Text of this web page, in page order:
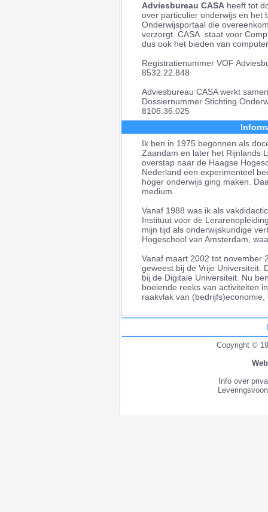
Adviesbureau CASA heeft tot
over particulier onderwijs en het
Onderwijsportaal die
verzorgt. CASA staat voor
dus ook het bieden van
Registratienummer VOF
8532.22.848
Adviesbureau CASA werkt
Dossiernummer Stichting
8106.36.025
Ik ben in 1975 begonnen als
Zaandam en later het Rijnlands
overstap naar de Haagse
Nederland een experimenteel
hoger onderwijs ging maken.
medium.
Vanaf 1988 was ik als
Instituut voor de
mijn tijd als onderwijskundige
Hogeschool van Amsterdam,
Vanaf maart 2002 tot november
geweest bij de Vrije Universiteit.
bij de Digitale Universiteit. Nu
boeiende reeks van activiteiten
raakvlak van
Copyright ©
Info over